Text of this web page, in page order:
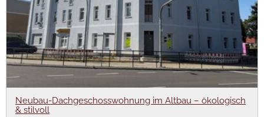
Neubau-Dachgeschosswohnung im Altbau – ökologisch
& stilvoll